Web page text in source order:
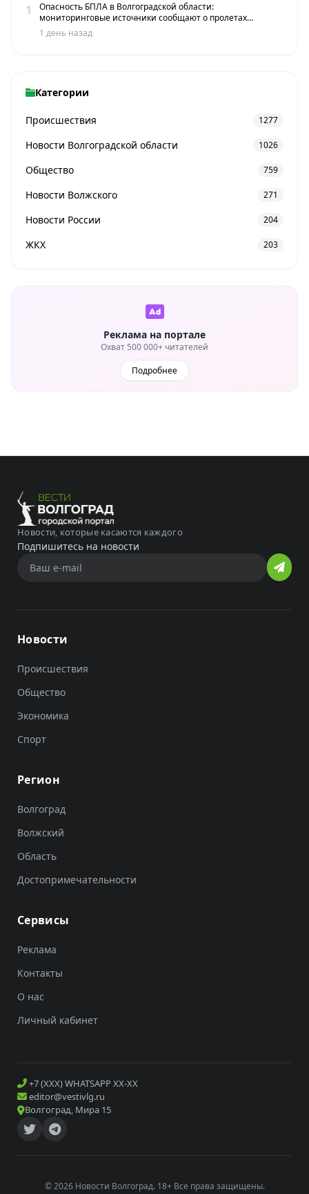
1
Опасность БПЛА в Волгоградской области:
мониторинговые источники сообщают о пролетах
беспилотников
1 день назад
Категории
Происшествия 1277
Новости Волгоградской области 1026
Общество 759
Новости Волжского 271
Новости России 204
ЖКХ 203
Реклама на портале
Охват 500 000+ читателей
Подробнее
Новости, которые касаются каждого
Подпишитесь на новости
Новости
Происшествия
Общество
Экономика
Спорт
Регион
Волгоград
Волжский
Область
Достопримечательности
Сервисы
Реклама
Контакты
О нас
Личный кабинет
+7 (XXX) WHATSAPP XX-XX
editor@vestivlg.ru
Волгоград, Мира 15
© 2026 Новости Волгоград. 18+ Все права защищены.